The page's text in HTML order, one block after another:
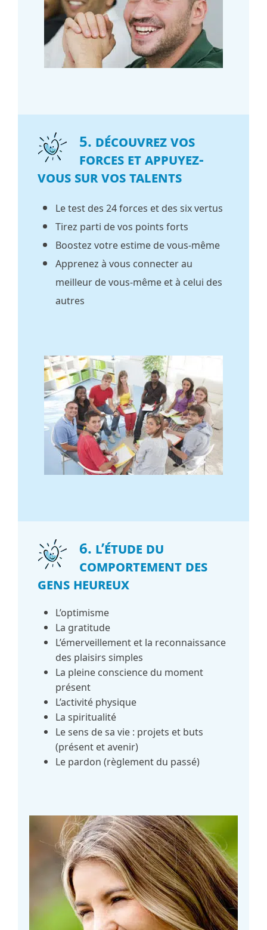
5. Découvrez vos
forces et appuyez-
vous sur vos talents
Le test des 24 forces et des six vertus
Tirez parti de vos points forts
Boostez votre estime de vous-même
Apprenez à vous connecter au
meilleur de vous-même et à celui des
autres
6. L’étude du
comportement des
gens heureux
L’optimisme
La gratitude
L’émerveillement et la reconnaissance
des plaisirs simples
La pleine conscience du moment
présent
L’activité physique
La spiritualité
Le sens de sa vie : projets et buts
(présent et avenir)
Le pardon (règlement du passé)